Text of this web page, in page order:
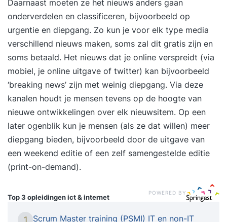
Daarnaast moeten ze het nieuws anders gaan
onderverdelen en classificeren, bijvoorbeeld op
urgentie en diepgang. Zo kun je voor elk type media
verschillend nieuws maken, soms zal dit gratis zijn en
soms betaald. Het nieuws dat je online verspreidt (via
mobiel, je online uitgave of twitter) kan bijvoorbeeld
‘breaking news’ zijn met weinig diepgang. Via deze
kanalen houdt je mensen tevens op de hoogte van
nieuwe ontwikkelingen over elk nieuwsitem. Op een
later ogenblik kun je mensen (als ze dat willen) meer
diepgang bieden, bijvoorbeeld door de uitgave van
een weekend editie of een zelf samengestelde editie
(print-on-demand).
Top 3 opleidingenict & internet
POWERED BY
1 Scrum Master training (PSMI) IT en non-IT